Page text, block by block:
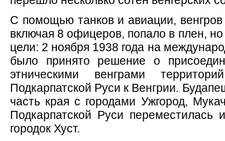
С помощью танков и авиации, венгров
включая 8 офицеров, попало в плен, но
цели: 2 ноября 1938 года на
было принято решение о
этническими венграми
Подкарпатской Руси к Венгрии.
часть края с городами Ужгород,
Подкарпатской Руси переместилась
городок Хуст.